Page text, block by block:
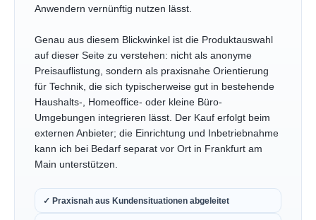
Anwendern vernünftig nutzen lässt.
Genau aus diesem Blickwinkel ist die Produktauswahl
auf dieser Seite zu verstehen: nicht als anonyme
Preisauflistung, sondern als praxisnahe Orientierung
für Technik, die sich typischerweise gut in bestehende
Haushalts-, Homeoffice- oder kleine Büro-
Umgebungen integrieren lässt. Der Kauf erfolgt beim
externen Anbieter; die Einrichtung und Inbetriebnahme
kann ich bei Bedarf separat vor Ort in Frankfurt am
Main unterstützen.
✓ Praxisnah aus Kundensituationen abgeleitet